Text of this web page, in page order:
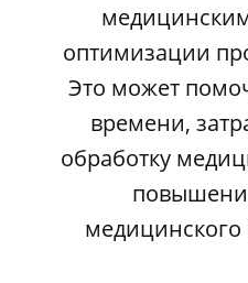
оптимизации
Это может
времени,
обработку